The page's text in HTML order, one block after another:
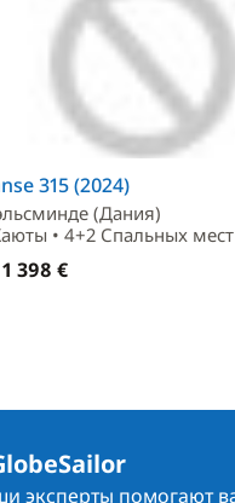
315 (2024)
(Дания)
• 4+2 Спальныx
1 398 €
эксперты помогают